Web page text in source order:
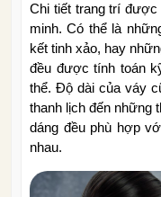
Chi tiết trang trí
minh. Có thể là
kết tinh xảo, hay
đều được tính toán
thể. Độ dài của váy
thanh lịch đến những
dáng đều phù hợp
nhau.